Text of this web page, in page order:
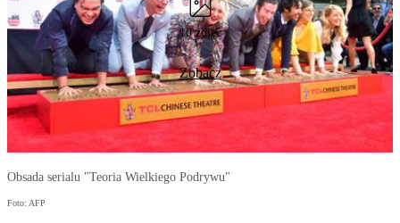
10 zdjęć
Zobacz
Obsada serialu "Teoria Wielkiego Podrywu"
Foto: AFP